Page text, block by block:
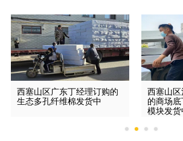
西塞山区广东丁经理订购的
生态多孔纤维棉发货中
西塞山
的商场
模块发货